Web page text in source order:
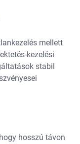
mellett
kezelési
stabil
hosszú távon